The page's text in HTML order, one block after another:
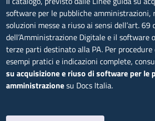
software per le pubbliche amministrazioni,
soluzioni messe a riuso ai sensi dell’art. 69
dell’Amministrazione Digitale e il software
terze parti destinato alla PA. Per
esempi pratici e indicazioni complete,
su acquisizione e riuso di software per le
amministrazionesu Docs Italia.